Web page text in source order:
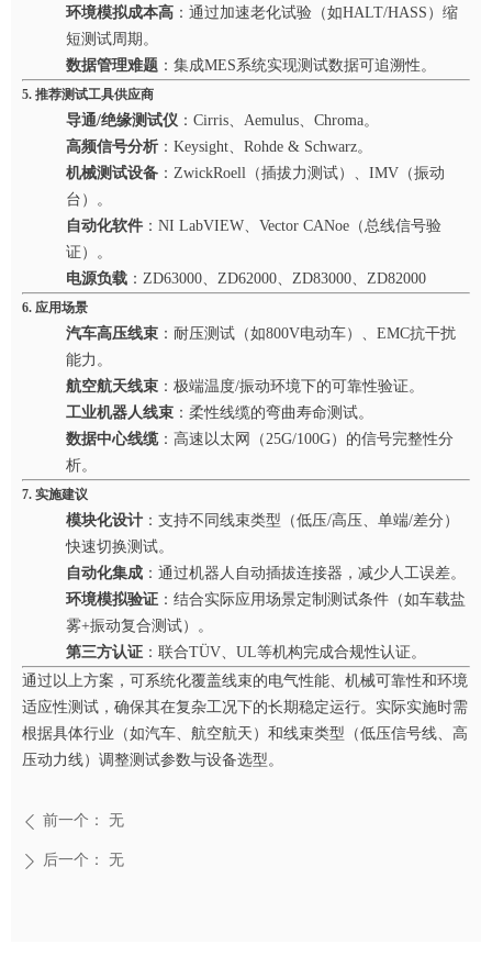
环境模拟成本高 ：通过加速老化试验（如HALT/HASS）缩
短测试周期。
数据管理难题 ：集成MES系统实现测试数据可追溯性。
5. 推荐测试工具供应商
导通/绝缘测试仪 ：Cirris、Aemulus、Chroma。
高频信号分析 ：Keysight、Rohde & Schwarz。
机械测试设备 ：ZwickRoell（插拔力测试）、IMV（振动
台）。
自动化软件 ：NI LabVIEW、Vector CANoe（总线信号验
证）。
电源负载 ：ZD63000、ZD62000、ZD83000、ZD82000
6. 应用场景
汽车高压线束 ：耐压测试（如800V电动车）、EMC抗干扰
能力。
航空航天线束 ：极端温度/振动环境下的可靠性验证。
工业机器人线束 ：柔性线缆的弯曲寿命测试。
数据中心线缆：高速以太网（25G/100G）的信号完整性分
析。
7. 实施建议
模块化设计 ：支持不同线束类型（低压/高压、单端/差分）
快速切换测试。
自动化集成 ：通过机器人自动插拔连接器，减少人工误差。
环境模拟验证 ：结合实际应用场景定制测试条件（如车载盐
雾+振动复合测试）。
第三方认证 ：联合TÜV、UL等机构完成合规性认证。
通过以上方案，可系统化覆盖线束的电气性能、机械可靠性和环境
适应性测试，确保其在复杂工况下的长期稳定运行。实际实施时需
根据具体行业（如汽车、航空航天）和线束类型（低压信号线、高
压动力线）调整测试参数与设备选型。
ꄴ 前一个： 无
ꄲ 后一个： 无